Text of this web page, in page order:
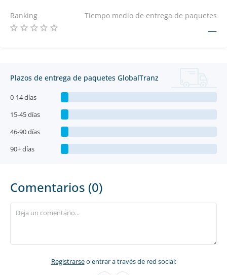
Ranking Tiempo medio de entrega de paquetes
—
Plazos de entrega de paquetes GlobalTranz
0-14 días
15-45 días
46-90 días
90+ días
Comentarios (0)
Registrarseo entrar a través de red social: